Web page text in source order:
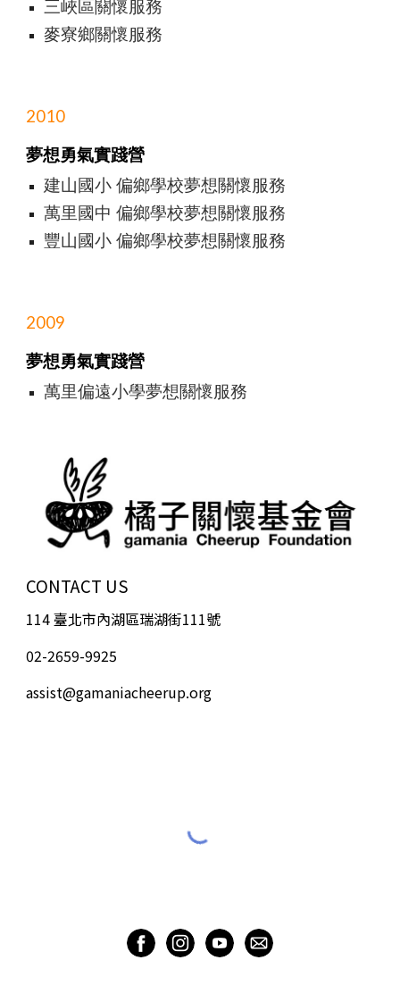
三峽區關懷服務
麥寮鄉關懷服務
2010
夢想勇氣實踐營
建山國小 偏鄉學校夢想關懷服務
萬里國中 偏鄉學校夢想關懷服務
豐山國小 偏鄉學校夢想關懷服務
2009
夢想勇氣實踐營
萬里偏遠小學夢想關懷服務
CONTACT US
114 臺北市內湖區瑞湖街111號
02-2659-9925
assist@gamaniacheerup.org